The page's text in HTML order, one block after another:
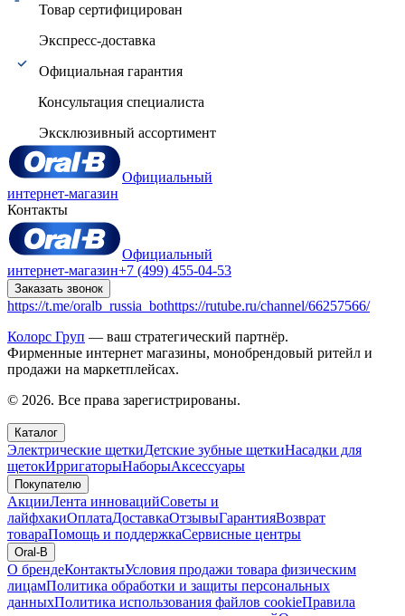
Товар сертифицирован
Экспресс-доставка
Официальная гарантия
Консультация специалиста
Эксклюзивный ассортимент
Официальный
интернет-магазин
Контакты
Официальный
интернет-магазин+7 (499) 455-04-53
Заказать звонок
https://t.me/oralb_russia_bothttps://rutube.ru/channel/66257566/
Колорс Груп — ваш стратегический партнёр.
Фирменные интернет магазины, монобрендовый ритейл и
продажи на маркетплейсах.
© 2026. Все права зарегистрированы.
Каталог
Электрические щеткиДетские зубные щеткиНасадки для
щетокИрригаторыНаборыАксессуары
Покупателю
АкцииЛента инновацийСоветы и
лайфхакиОплатаДоставкаОтзывыГарантияВозврат
товараПомощь и поддержкаСервисные центры
Oral-B
О брендеКонтактыУсловия продажи товара физическим
лицамПолитика обработки и защиты персональных
данныхПолитика использования файлов cookieПравила